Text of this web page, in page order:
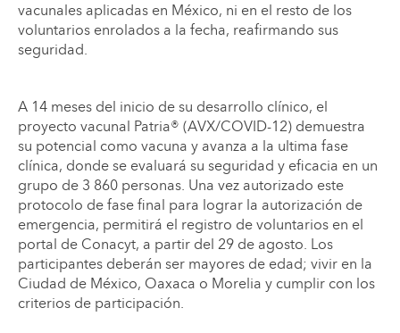
vacunales aplicadas en México, ni en el resto de los
voluntarios enrolados a la fecha, reafirmando sus
seguridad.
A 14 meses del inicio de su desarrollo clínico, el
proyecto vacunal Patria® (AVX/COVID-12) demuestra
su potencial como vacuna y avanza a la ultima fase
clínica, donde se evaluará su seguridad y eficacia en un
grupo de 3 860 personas. Una vez autorizado este
protocolo de fase final para lograr la autorización de
emergencia, permitirá el registro de voluntarios en el
portal de Conacyt, a partir del 29 de agosto. Los
participantes deberán ser mayores de edad; vivir en la
Ciudad de México, Oaxaca o Morelia y cumplir con los
criterios de participación.